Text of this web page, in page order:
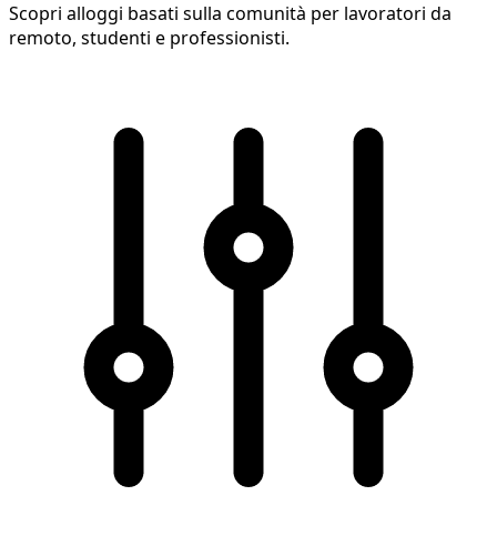
Scopri alloggi basati sulla comunità per lavoratori da
remoto, studenti e professionisti.